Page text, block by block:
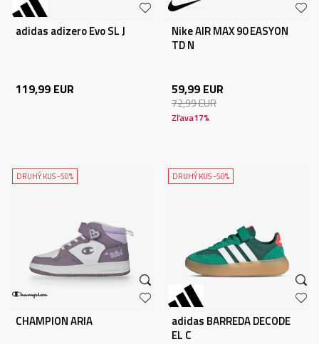
adidas adizero Evo SL J
119,99 EUR
Nike AIR MAX 90 EASYON
TD N
59,99 EUR
72,99EUR
Zľava17%
DRUHÝ KUS -50%
CHAMPION ARIA
DRUHÝ KUS -50%
adidas BARREDA DECODE
EL C